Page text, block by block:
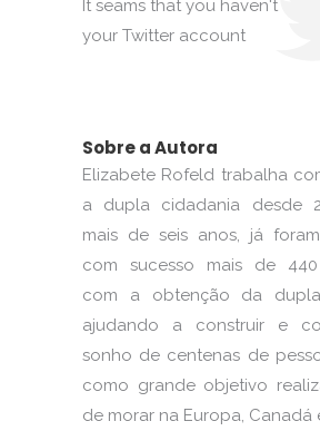
It seams that you haven't
your Twitter account
Sobre a Autora
Elizabete Rofeld trabalha
a dupla cidadania desde
mais de seis anos, já
com sucesso mais de 440
com a obtenção da
ajudando a construir e
sonho de centenas de
como grande objetivo
de morar na Europa, Canadá